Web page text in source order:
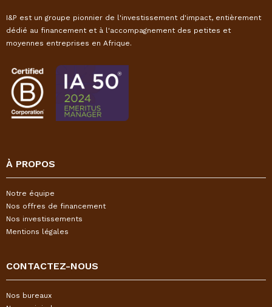
I&P est un groupe pionnier de l'investissement d'impact, entièrement
dédié au financement et à l'accompagnement des petites et
moyennes entreprises en Afrique.
À PROPOS
Notre équipe
Nos offres de financement
Nos investissements
Mentions légales
CONTACTEZ-NOUS
Nos bureaux